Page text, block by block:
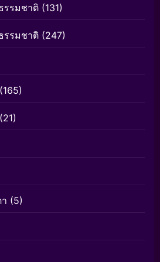
รรมชาติ (131)
รรมชาติ (247)
(165)
(21)
(5)